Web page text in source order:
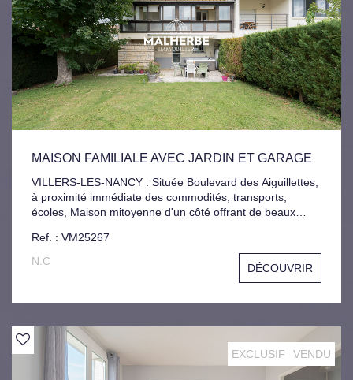
MAISON FAMILIALE AVEC JARDIN ET GARAGE
VILLERS-LES-NANCY : Située Boulevard des Aiguillettes,
à proximité immédiate des commodités, transports,
écoles, Maison mitoyenne d'un côté offrant de beaux
espaces : -Au rez-de-chaussée : Entrée, Garage, 2
Chambres, Buanderie, Pièce annexe, Salle d'eau, -1er
étage : Salon-Séjour Lumineux, Cuisine indépendante,
Véranda, 2 Chambres supplémentaires, Salle de Bains, -
Combles: Entièrement Aménagés, Idéals pour un espace
les trois côtés.
Ref. : VM25267
N.C
DÉCOUVRIR
EXCLUSIF VENDU